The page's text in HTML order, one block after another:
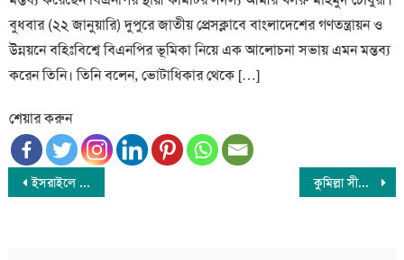
বুধবার (২২ জানুয়ারি) দুপুরে জাতীয় প্রেসক্লাবে বাংলাদেশের গণতন্ত্রায়ন ও
উন্নয়নে বহিঃবিশ্বে বিএনপির ভূমিকা নিয়ে এক আলোচনা সভায় এমন মন্তব্য
করেন তিনি। তিনি বলেন, ভোটাধিকার থেকে […]
শেয়ার করুন
Post
ইসরাইলে হামাসের অভিযান মুসলিম বিশ্বকে নতুনভাবে জাগ্রত করেছে : মাহাথির মুহাম্মাদ কুমিল্লা সীমান্তে বিএসএফ এর গুলিতে বাংলাদেশী যুবক নিহত